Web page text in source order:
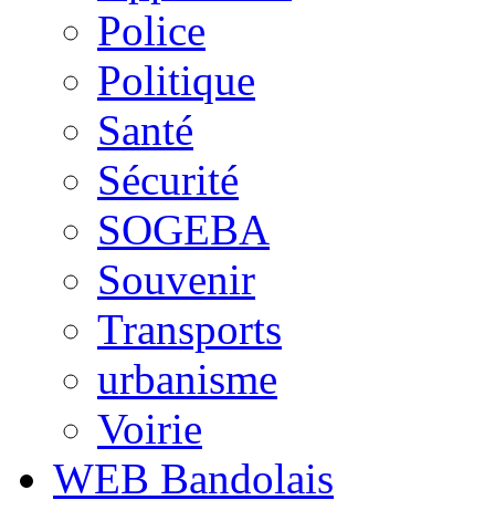
Police
Politique
Santé
Sécurité
SOGEBA
Souvenir
Transports
urbanisme
Voirie
WEB Bandolais